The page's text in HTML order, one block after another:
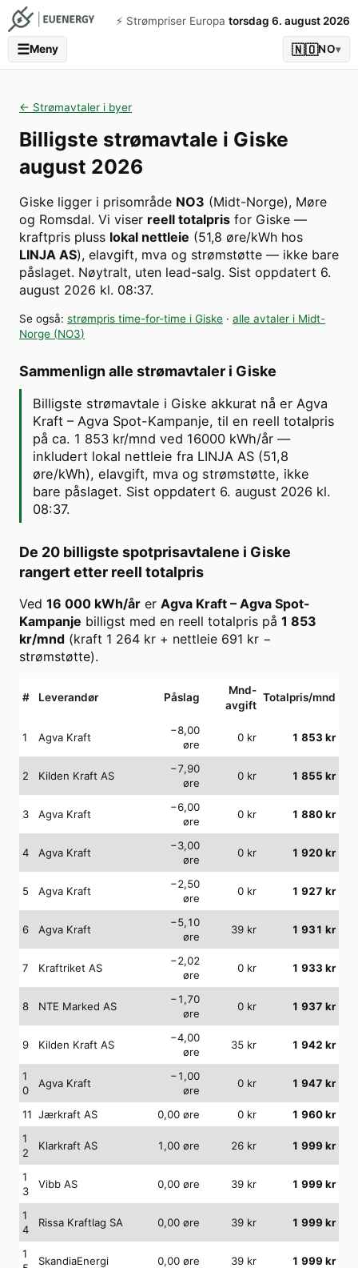
⚡️ Strømpriser Europa torsdag 6. august 2026
☰Meny 🇳🇴NO▾
← Strømavtaler i byer
Billigste strømavtale i Giske
august 2026
Giske ligger i prisområde NO3 (Midt-Norge), Møre
og Romsdal. Vi viser reell totalpris for Giske —
kraftpris pluss lokal nettleie (51,8 øre/kWh hos
LINJA AS), elavgift, mva og strømstøtte — ikke bare
påslaget. Nøytralt, uten lead-salg. Sist oppdatert 6.
august 2026 kl. 08:37.
Se også: strømpris time-for-time i Giske · alle avtaler i Midt-
Norge (NO3)
Sammenlign alle strømavtaler i Giske
Billigste strømavtale i Giske akkurat nå er Agva
Kraft – Agva Spot-Kampanje, til en reell totalpris
på ca. 1 853 kr/mnd ved 16000 kWh/år —
inkludert lokal nettleie fra LINJA AS (51,8
øre/kWh), elavgift, mva og strømstøtte, ikke
bare påslaget. Sist oppdatert 6. august 2026 kl.
08:37.
De 20 billigste spotprisavtalene i Giske
rangert etter reell totalpris
Ved 16 000 kWh/år er Agva Kraft – Agva Spot-
Kampanje billigst med en reell totalpris på 1 853
kr/mnd (kraft 1 264 kr + nettleie 691 kr −
strømstøtte).
# Leverandør Påslag
Mnd-
avgift
Totalpris/mnd
1 Agva Kraft
−8,00
øre
0 kr 1 853 kr
2 Kilden Kraft AS
−7,90
øre
0 kr 1 855 kr
3 Agva Kraft
−6,00
øre
0 kr 1 880kr
4 Agva Kraft
−3,00
øre
0 kr 1 920kr
5 Agva Kraft
−2,50
øre
0 kr 1 927 kr
6 Agva Kraft
−5,10
øre
39 kr 1 931 kr
7 Kraftriket AS
−2,02
øre
0 kr 1 933 kr
8 NTE Marked AS
−1,70
øre
0 kr 1 937 kr
9 Kilden Kraft AS
−4,00
øre
35 kr 1 942 kr
1
0
Agva Kraft
−1,00
øre
0 kr 1 947 kr
11 Jærkraft AS 0,00 øre 0 kr 1 960kr
1
2
Klarkraft AS 1,00 øre 26 kr 1 999 kr
1
3
Vibb AS 0,00 øre 39 kr 1 999 kr
1
4
Rissa Kraftlag SA 0,00 øre 39 kr 1 999 kr
1
SkandiaEnergi 0,00 øre 39 kr 1 999 kr